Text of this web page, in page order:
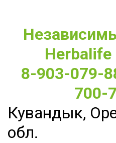
8-903-079-
700-
Кувандык,
обл.